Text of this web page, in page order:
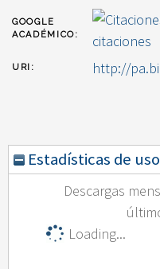
GOOGLE
ACADÉMICO:
citaciones
URI: http://
Estadísticas de uso
Descargas
Loading...